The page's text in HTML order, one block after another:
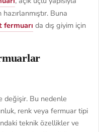
Buna
da dış giyim için
değişir. Bu nedenle
renk veya fermuar tipi
teknik özellikler ve